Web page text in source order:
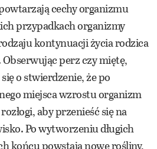
cechy organizmu
przypadkach organizmy
kontynuacji życia rodzica
Obserwując perz czy miętę,
o stwierdzenie, że po
miejsca wzrostu organizm
aby przenieść się na
Po wytworzeniu długich
końcu powstają nowe rośliny,